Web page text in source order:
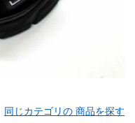
同じカテゴリの 商品を探す